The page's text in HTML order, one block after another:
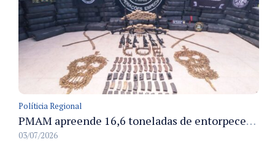
Políticia Regional
PMAM apreende 16,6 toneladas de entorpecentes e registra aumento nas prisões em flagrante e nas capturas de foragidos no primeiro semestre de 2026
03/07/2026